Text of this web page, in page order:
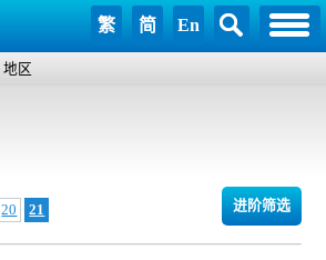
繁 简 En
地区
进阶筛选
20 21